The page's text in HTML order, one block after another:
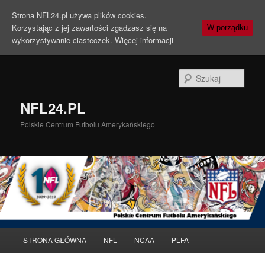
NFL24.PL
Polskie Centrum Futbolu Amerykańskiego
główne
Przeskocz
Przeskocz
STRONA GŁÓWNA NFL NCAA PLFA
Strona NFL24.pl używa plików cookies.
Korzystając z jej zawartości zgadzasz się na
wykorzystywanie ciasteczek. Więcej informacji
W porządku